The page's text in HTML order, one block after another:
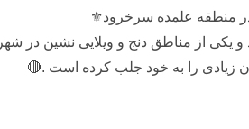
منطقه علمده سرخرود⚜️
تا ساحل دارد و یکی از مناطق دنج و ویلایی نشین در شهر
زیادی را به خود جلب کرده است .🔴